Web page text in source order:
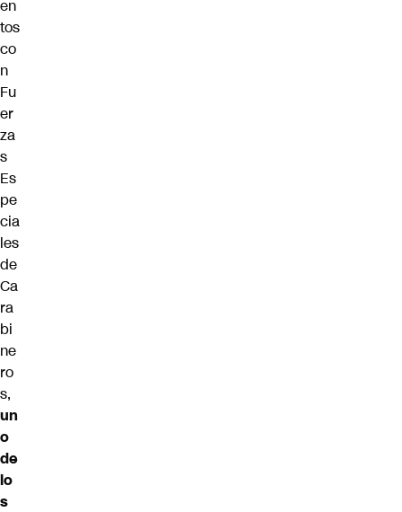
en
tos
co
n
Fu
er
za
s
Es
pe
cia
les
de
Ca
ra
bi
ne
ro
s,
un
o
de
lo
s